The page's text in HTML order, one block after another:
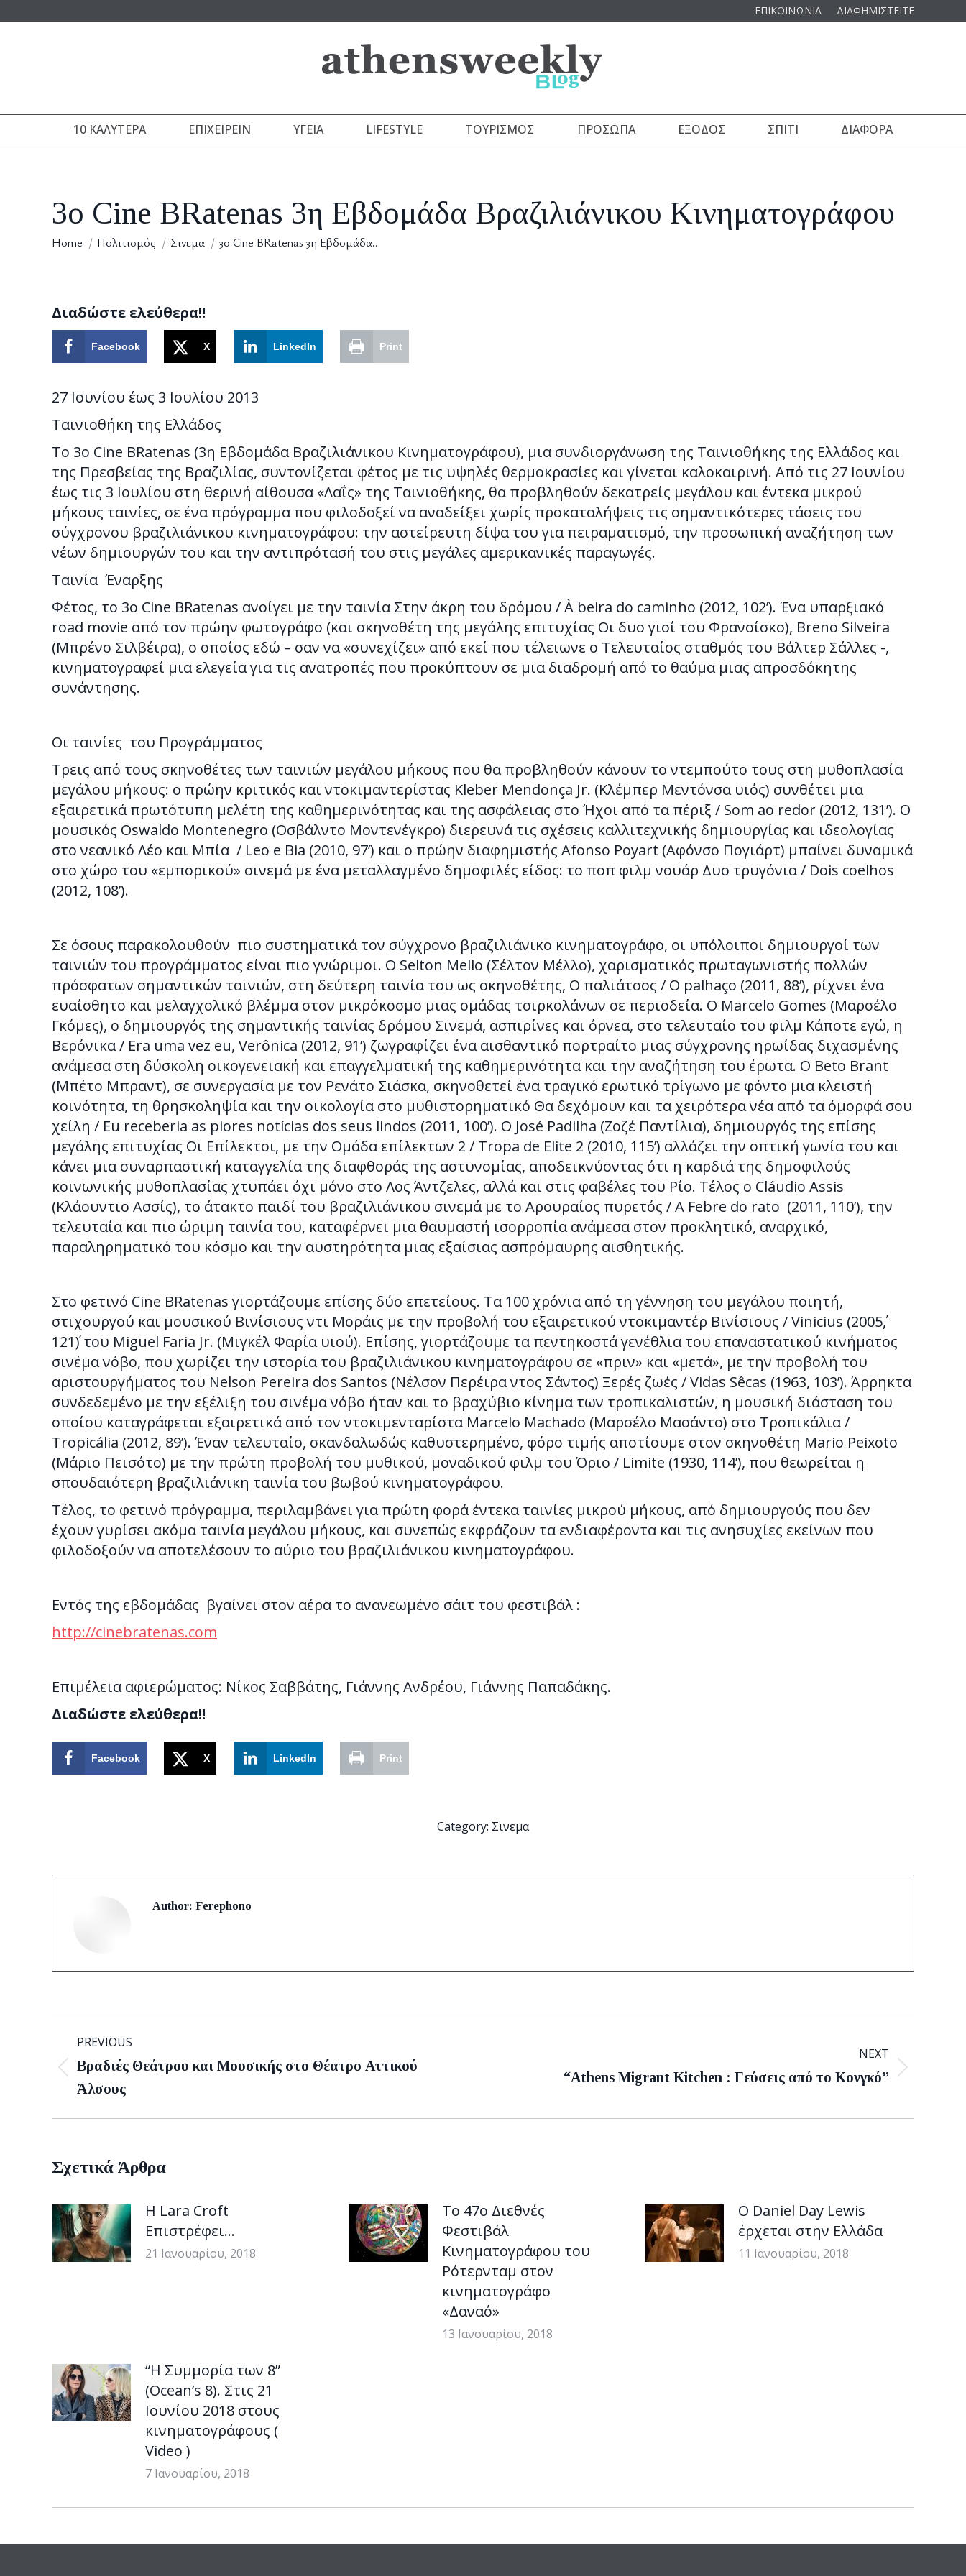
ΕΠΙΚΟΙΝΩΝΙΑ ΔΙΑΦΗΜΙΣΤΕΙΤΕ
10 ΚΑΛΎΤΕΡΑ ΕΠΙΧΕΙΡΕΊΝ ΥΓΕΊΑ LIFESTYLE ΤΟΥΡΙΣΜΌΣ ΠΡΌΣΩΠΑ ΈΞΟΔΟΣ ΣΠΊΤΙ ΔΙΆΦΟΡΑ
3ο Cine BRatenas 3η Εβδομάδα Βραζιλιάνικου Κινηματογράφου
You are here:
Home Πολιτισμός Σινεμα 3ο Cine BRatenas 3η Εβδομάδα…
Διαδώστε ελεύθερα!!
Facebook X LinkedIn Print
27 Ιουνίου έως 3 Ιουλίου 2013
Ταινιοθήκη της Ελλάδος
To 3o Cine BRatenas (3η Εβδομάδα Βραζιλιάνικου Κινηματογράφου), μια συνδιοργάνωση της Ταινιοθήκης της Ελλάδος και
της Πρεσβείας της Βραζιλίας, συντονίζεται φέτος με τις υψηλές θερμοκρασίες και γίνεται καλοκαιρινή. Από τις 27 Ιουνίου
έως τις 3 Ιουλίου στη θερινή αίθουσα «Λαΐς» της Ταινιοθήκης, θα προβληθούν δεκατρείς μεγάλου και έντεκα μικρού
μήκους ταινίες, σε ένα πρόγραμμα που φιλοδοξεί να αναδείξει χωρίς προκαταλήψεις τις σημαντικότερες τάσεις του
σύγχρονου βραζιλιάνικου κινηματογράφου: την αστείρευτη δίψα του για πειραματισμό, την προσωπική αναζήτηση των
νέων δημιουργών του και την αντιπρότασή του στις μεγάλες αμερικανικές παραγωγές.
Ταινία Έναρξης
Φέτος, το 3o Cine BRatenas ανοίγει με την ταινία Στην άκρη του δρόμου / À beira do caminho (2012, 102’). Ένα υπαρξιακό
road movie από τον πρώην φωτογράφο (και σκηνοθέτη της μεγάλης επιτυχίας Οι δυο γιοί του Φρανσίσκο), Breno Silveira
(Μπρένο Σιλβέιρα), ο οποίος εδώ – σαν να «συνεχίζει» από εκεί που τέλειωνε ο Τελευταίος σταθμός του Βάλτερ Σάλλες -,
κινηματογραφεί μια ελεγεία για τις ανατροπές που προκύπτουν σε μια διαδρομή από το θαύμα μιας απροσδόκητης
συνάντησης.
Οι ταινίες του Προγράμματος
Τρεις από τους σκηνοθέτες των ταινιών μεγάλου μήκους που θα προβληθούν κάνουν το ντεμπούτο τους στη μυθοπλασία
μεγάλου μήκους: ο πρώην κριτικός και ντοκιμαντερίστας Kleber Mendonça Jr. (Κλέμπερ Μεντόνσα υιός) συνθέτει μια
εξαιρετικά πρωτότυπη μελέτη της καθημερινότητας και της ασφάλειας στο Ήχοι από τα πέριξ / Som ao redor (2012, 131’). Ο
μουσικός Oswaldo Montenegro (Οσβάλντο Μοντενέγκρο) διερευνά τις σχέσεις καλλιτεχνικής δημιουργίας και ιδεολογίας
στο νεανικό Λέο και Μπία / Leo e Bia (2010, 97’) και ο πρώην διαφημιστής Afonso Poyart (Aφόνσο Πογιάρτ) μπαίνει δυναμικά
στο χώρο του «εμπορικού» σινεμά με ένα μεταλλαγμένο δημοφιλές είδος: το ποπ φιλμ νουάρ Δυο τρυγόνια / Dois coelhos
(2012, 108’).
Σε όσους παρακολουθούν πιο συστηματικά τον σύγχρονο βραζιλιάνικο κινηματογράφο, οι υπόλοιποι δημιουργοί των
ταινιών του προγράμματος είναι πιο γνώριμοι. Ο Selton Mello (Σέλτον Μέλλο), χαρισματικός πρωταγωνιστής πολλών
πρόσφατων σημαντικών ταινιών, στη δεύτερη ταινία του ως σκηνοθέτης, Ο παλιάτσος / O palhaço (2011, 88’), ρίχνει ένα
ευαίσθητο και μελαγχολικό βλέμμα στον μικρόκοσμο μιας ομάδας τσιρκολάνων σε περιοδεία. Ο Marcelo Gomes (Μαρσέλο
Γκόμες), ο δημιουργός της σημαντικής ταινίας δρόμου Σινεμά, ασπιρίνες και όρνεα, στο τελευταίο του φιλμ Κάποτε εγώ, η
Βερόνικα / Era uma vez eu, Verônica (2012, 91’) ζωγραφίζει ένα αισθαντικό πορτραίτο μιας σύγχρονης ηρωίδας διχασμένης
ανάμεσα στη δύσκολη οικογενειακή και επαγγελματική της καθημερινότητα και την αναζήτηση του έρωτα. Ο Beto Brant
(Μπέτο Μπραντ), σε συνεργασία με τον Ρενάτο Σιάσκα, σκηνοθετεί ένα τραγικό ερωτικό τρίγωνο με φόντο μια κλειστή
κοινότητα, τη θρησκοληψία και την οικολογία στο μυθιστορηματικό Θα δεχόμουν και τα χειρότερα νέα από τα όμορφά σου
χείλη / Eu receberia as piores notícias dos seus lindos (2011, 100’). Ο José Padilha (Ζοζέ Παντίλια), δημιουργός της επίσης
μεγάλης επιτυχίας Οι Επίλεκτοι, με την Ομάδα επίλεκτων 2 / Tropa de Elite 2 (2010, 115’) αλλάζει την οπτική γωνία του και
κάνει μια συναρπαστική καταγγελία της διαφθοράς της αστυνομίας, αποδεικνύοντας ότι η καρδιά της δημοφιλούς
κοινωνικής μυθοπλασίας χτυπάει όχι μόνο στο Λος Άντζελες, αλλά και στις φαβέλες του Ρίο. Τέλος ο Cláudio Assis
(Κλάουντιο Ασσίς), το άτακτο παιδί του βραζιλιάνικου σινεμά με το Αρουραίος πυρετός / A Febre do rato (2011, 110’), την
τελευταία και πιο ώριμη ταινία του, καταφέρνει μια θαυμαστή ισορροπία ανάμεσα στον προκλητικό, αναρχικό,
παραληρηματικό του κόσμο και την αυστηρότητα μιας εξαίσιας ασπρόμαυρης αισθητικής.
Στο φετινό Cine BRatenas γιορτάζουμε επίσης δύο επετείους. Τα 100 χρόνια από τη γέννηση του μεγάλου ποιητή,
στιχουργού και μουσικού Βινίσιους ντι Μοράις με την προβολή του εξαιρετικού ντοκιμαντέρ Βινίσιους / Vinicius (2005΄,
121΄) του Miguel Faria Jr. (Μιγκέλ Φαρία υιού). Επίσης, γιορτάζουμε τα πεντηκοστά γενέθλια του επαναστατικού κινήματος
σινέμα νόβο, που χωρίζει την ιστορία του βραζιλιάνικου κινηματογράφου σε «πριν» και «μετά», με την προβολή του
αριστουργήματος του Nelson Pereira dos Santos (Νέλσον Περέιρα ντος Σάντος) Ξερές ζωές / Vidas Sêcas (1963, 103’). Άρρηκτα
συνδεδεμένο με την εξέλιξη του σινέμα νόβο ήταν και το βραχύβιο κίνημα των τροπικαλιστών, η μουσική διάσταση του
οποίου καταγράφεται εξαιρετικά από τον ντοκιμενταρίστα Marcelo Machado (Μαρσέλο Μασάντο) στο Τροπικάλια /
Tropicália (2012, 89’). Έναν τελευταίο, σκανδαλωδώς καθυστερημένο, φόρο τιμής αποτίουμε στον σκηνοθέτη Mario Peixoto
(Μάριο Πεισότο) με την πρώτη προβολή του μυθικού, μοναδικού φιλμ του Όριο / Limite (1930, 114’), που θεωρείται η
σπουδαιότερη βραζιλιάνικη ταινία του βωβού κινηματογράφου.
Τέλος, το φετινό πρόγραμμα, περιλαμβάνει για πρώτη φορά έντεκα ταινίες μικρού μήκους, από δημιουργούς που δεν
έχουν γυρίσει ακόμα ταινία μεγάλου μήκους, και συνεπώς εκφράζουν τα ενδιαφέροντα και τις ανησυχίες εκείνων που
φιλοδοξούν να αποτελέσουν το αύριο του βραζιλιάνικου κινηματογράφου.
Εντός της εβδομάδας βγαίνει στον αέρα το ανανεωμένο σάιτ του φεστιβάλ :
http://cinebratenas.com
Επιμέλεια αφιερώματος: Νίκος Σαββάτης, Γιάννης Ανδρέου, Γιάννης Παπαδάκης.
Διαδώστε ελεύθερα!!
Facebook X LinkedIn Print
Category: Σινεμα
Author: Ferephono
navigation
PREVIOUS
Previous
post:
Βραδιές Θεάτρου και Μουσικής στο Θέατρο Αττικού
Άλσους
NEXT
“Athens Migrant Kitchen : Γεύσεις από το Κονγκό”
Σχετικά Άρθρα
H Lara Croft
Επιστρέφει…
21 Ιανουαρίου, 2018
Το 47ο Διεθνές
Φεστιβάλ
Κινηματογράφου του
Ρότερνταμ στον
κινηματογράφο
«Δαναό»
13 Ιανουαρίου, 2018
Ο Daniel Day Lewis
έρχεται στην Ελλάδα
11 Ιανουαρίου, 2018
“Η Συμμορία των 8”
(Ocean’s 8). Στις 21
Ιουνίου 2018 στους
κινηματογράφους (
Video )
7 Ιανουαρίου, 2018